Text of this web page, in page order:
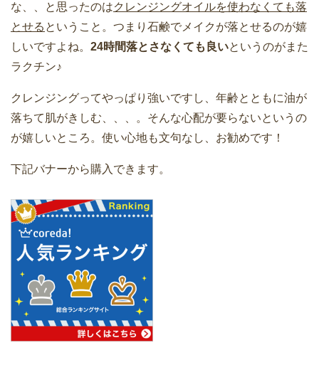
な、、と思ったのはクレンジングオイルを使わなくても落
とせる ということ。つまり石鹸でメイクが落とせるのが嬉
しいですよね。 24時間落とさなくても良いというのがまた
ラクチン♪
クレンジングってやっぱり強いですし、年齢とともに油が
落ちて肌がきしむ、、、。そんな心配が要らないというの
が嬉しいところ。使い心地も文句なし、お勧めです！
下記バナーから購入できます。